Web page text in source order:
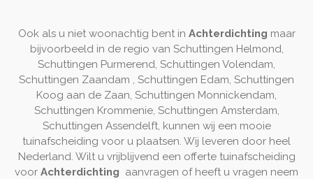
Ook als u niet woonachtig bent in Achterdichting maar
bijvoorbeeld in de regio van Schuttingen Helmond,
Schuttingen Purmerend, Schuttingen Volendam,
Schuttingen Zaandam , Schuttingen Edam, Schuttingen
Koog aan de Zaan, Schuttingen Monnickendam,
Schuttingen Krommenie, Schuttingen Amsterdam,
Schuttingen Assendelft, kunnen wij een mooie
tuinafscheiding voor u plaatsen. Wij leveren door heel
Nederland. Wilt u vrijblijvend een offerte tuinafscheiding
voor Achterdichting aanvragen of heeft u vragen neem